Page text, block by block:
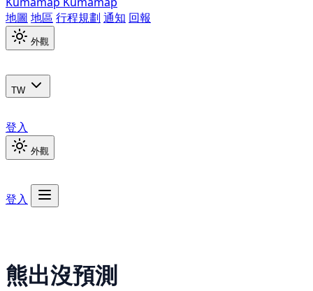
地圖 地區 行程規劃 通知 回報
外觀
TW
登入
外觀
登入
熊出沒預測